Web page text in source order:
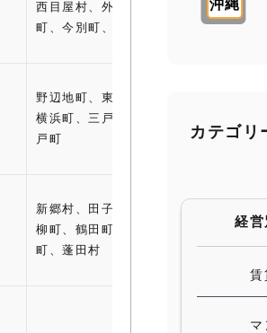
西目屋村、外ヶ浜
町、今別町、平内町
野辺地町、東北町、
横浜町、三戸町、五
戸町
新郷村、田子町、板
柳町、鶴田町、中泊
町、蓬田村
沖縄
カテゴリ
経営
賃
マ